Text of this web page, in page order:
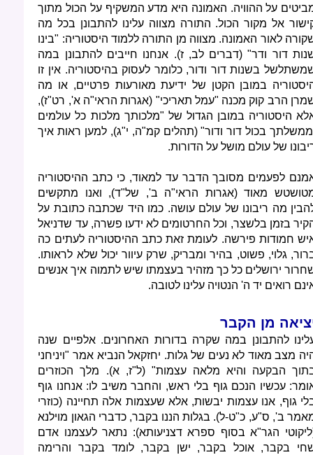
על ההוויה. האמונה היא מדע המשקיף על הכול מתוך
אל מקור הכול. התורה מצווה עלינו להתבונן בכל מה
לאור האמונה. מצווה מן התורה ללמוד היסטוריה: "בינו
דור ודר" (דברים לב, ז). אנחנו חייבים להתבונן במה
בשנות דור ודור, כלומר לעסוק בהיסטוריה. אין זו
במובן הקטן של ידיעת מאורעות פרטיים, או מה
הרב קוק מכנה "עמל תאריכי" (אגרות הראי"ה א', רט"ז),
היסטוריה במובן הגדול של "מלכותך מלכות כל עולמים
בכול דור ודור" (תהלים קמ"ה, י"ג), למען ראות איך
של עולם מושל על הדורות.
לפעמים מסובך הדבר עד למאוד, כי כתב ההיסטוריה
מאוד (אגרות הראי"ה ב', של"ד), ואנו מתקשים
מה ריבונו של עולם עושה. כמו היד שכתבה כתובת על
בזמן בלשצר, וכל החרטומים לא ידעו פשרה, עד שדניאל
חמודות פירשה. לעומת זאת כתב ההיסטוריה לעתים כה
גלוי, פשוט, בהיר ומבריק, שרק עיוור יכול שלא לראותו.
ירושלים כל כך מזהיר בעצמתו שיש לתמוה איך אנשים
רואים יד ה' הנטויה עלינו לטובה.
מן הקבר
להתבונן במה שקרה בדורות האחרונים. אלפיים שנה
מצב מאוד לא נעים של גלות. יחזקאל הנביא אמר "ויניחני
הבקעה והיא מלאה עצמות" (ל"ז, א). מלך הכוזרים
עכשיו הנכם גוף בלי ראש, והחבר משיב לו: אנחנו גוף
גוף, אנו עצמות יבשות, אלא שעצמות אלה תחיינה (כוזרי
ב', ס"ע, כ"ט-ל). בגלות הננו בקבר, כדברי הגאון מוילנא
הגר"א בסוף ספרא דצניעותא): נתאר לעצמנו אדם
בקבר, אוכל בקבר, ישן בקבר, לומד בקבר והרימה